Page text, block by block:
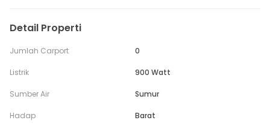
Detail Properti
Jumlah Carport 0
Listrik 900 Watt
Sumber Air Sumur
Hadap Barat